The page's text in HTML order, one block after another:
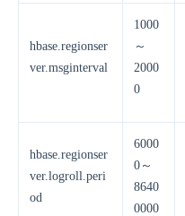
hbase.regionser
ver.msginterval
1000
～
2000
0
hbase.regionser
ver.logroll.peri
od
6000
0～
8640
0000